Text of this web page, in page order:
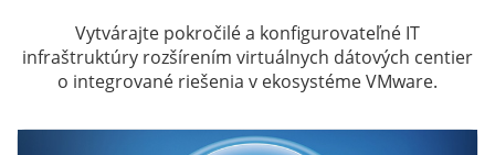
Vytvárajte pokročilé a konfigurovateľné IT
infraštruktúry rozšírením virtuálnych dátových centier
o integrované riešenia v ekosystéme VMware.